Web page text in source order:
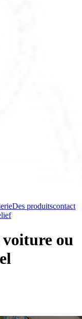
Des produitscontact
ou